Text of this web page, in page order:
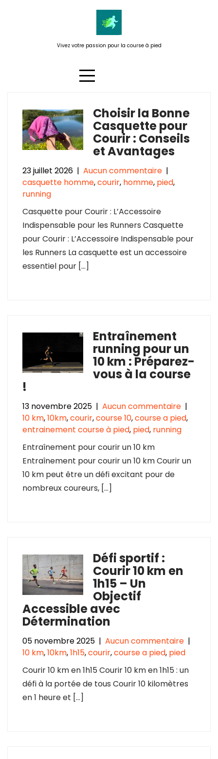
Vivez votre passion pour la course à pied
Étiquette :courir
Choisir la Bonne
Casquette pour
Courir : Conseils
et Avantages
23 juillet 2026 | Aucun commentaire |
casquette homme,courir, homme, pied,
running
Casquette pour Courir : L’Accessoire
Indispensable pour les Runners Casquette
pour Courir : L’Accessoire Indispensable pour
les Runners La casquette est un accessoire
essentiel pour […]
Entraînement
running pour un
10 km : Préparez-
vous à la course
!
13 novembre 2025 | Aucun commentaire |
10 km,10km,courir,course 10,course a pied,
entrainement course à pied, pied, running
Entraînement pour courir un 10 km
Entraînement pour courir un 10 km Courir un
10 km peut être un défi excitant pour de
nombreux coureurs, […]
Défi sportif :
Courir 10 km en
1h15 – Un
Objectif
Accessible avec
Détermination
05 novembre 2025 | Aucun commentaire |
10 km,10km,1h15,courir,course a pied, pied
Courir 10 km en 1h15 Courir 10 km en 1h15 : un
défi à la portée de tous Courir 10 kilomètres
en 1 heure et […]